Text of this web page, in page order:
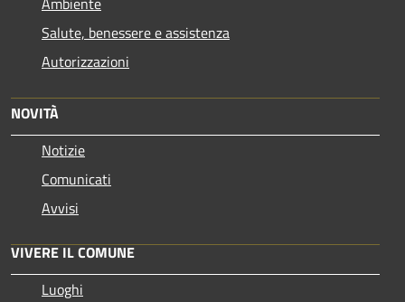
Salute, benessere e assistenza
Autorizzazioni
NOVITÀ
Notizie
Comunicati
Avvisi
VIVERE IL COMUNE
Luoghi